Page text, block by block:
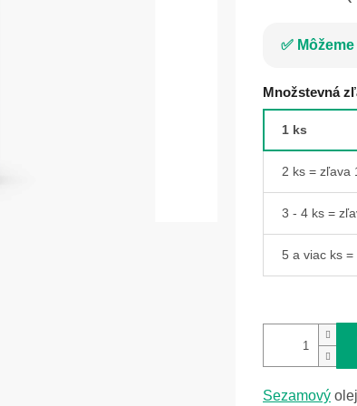
Množstevná
1 ks
2 ks = zľava
3 - 4 ks =
5 a viac ks
Sezamový